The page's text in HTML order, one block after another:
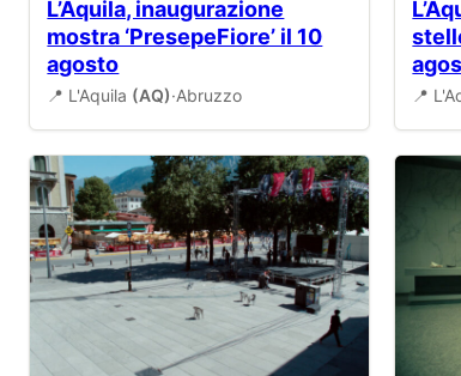
L’Aquila, inaugurazione
mostra ‘PresepeFiore’ il 10
agosto
📍 L'Aquila (AQ)·Abruzzo 📍